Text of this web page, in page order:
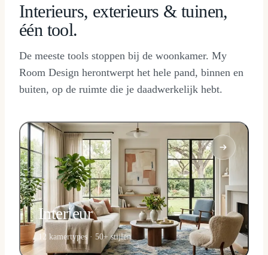
Interieurs, exterieurs & tuinen,
één tool.
De meeste tools stoppen bij de woonkamer. My
Room Design herontwerpt het hele pand, binnen en
buiten, op de ruimte die je daadwerkelijk hebt.
Interieur
12 kamertypes · 50+ stijlen